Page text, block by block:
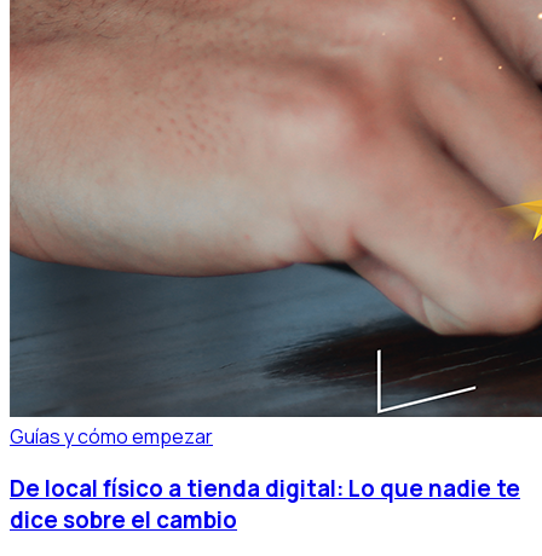
Guías y cómo empezar
De local físico a tienda digital: Lo que nadie te
dice sobre el cambio